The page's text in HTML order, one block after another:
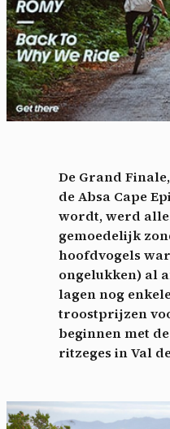
De Grand
de Absa Cape
wordt, werd
gemoedelijk
hoofdvogels
ongelukken) al
lagen nog
troostprijzen
beginnen met
ritzeges in Val